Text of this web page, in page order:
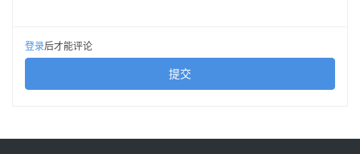
登录后才能评论
提交